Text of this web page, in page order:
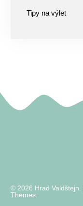
Tipy na výlet
© 2026 Hrad Valdštejn.
Themes